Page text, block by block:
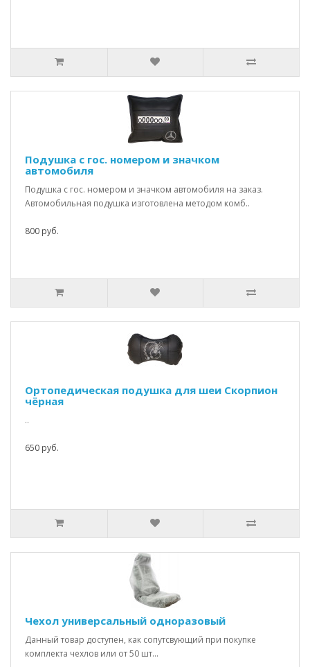
Подушка с гос. номером и значком
автомобиля
Подушка с гос. номером и значком автомобиля на заказ.
Автомобильная подушка изготовлена методом комб..
800 руб.
Ортопедическая подушка для шеи Скорпион
чёрная
..
650 руб.
Чехол универсальный одноразовый
Данный товар доступен, как сопутсвующий при покупке
комплекта чехлов или от 50 шт...